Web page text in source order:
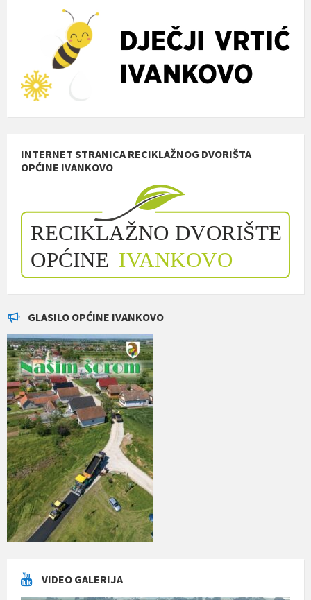
INTERNET STRANICA RECIKLAŽNOG DVORIŠTA
OPĆINE IVANKOVO
GLASILO OPĆINE IVANKOVO
VIDEO GALERIJA